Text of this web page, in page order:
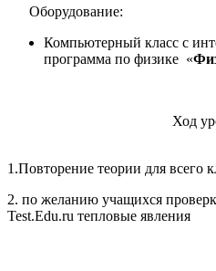
Оборудование:
Компьютерный класс с
программа по физике «
Ход
1.Повторение теории для всего
2. по желанию учащихся
Test.Edu.ru тепловые явления